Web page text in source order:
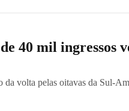
40 mil ingressos
da volta pelas oitavas da Sul-